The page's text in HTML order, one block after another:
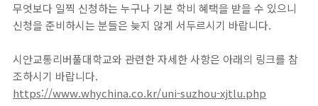
무엇보다 일찍 신청하는 누구나 기본 학비 혜택을 받을 수 있으니
신청을 준비하시는 분들은 늦지 않게 서두르시기 바랍니다.
시안교통리버풀대학교와 관련한 자세한 사항은 아래의 링크를 참
조하시기 바랍니다.
https://www.whychina.co.kr/uni-suzhou-xjtlu.php